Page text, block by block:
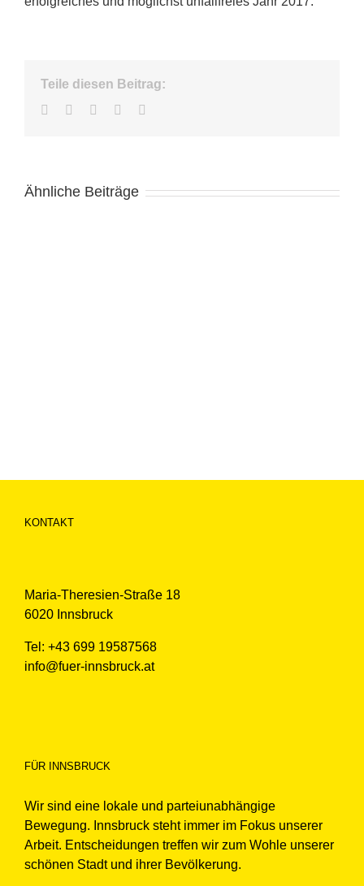
Teile diesen Beitrag:
Facebook
TwitterLinkedInWhatsApp
Ähnliche Beiträge
KONTAKT
Maria-Theresien-Straße 18
6020 Innsbruck
Tel: +43 699 19587568
info@fuer-innsbruck.at
FÜR INNSBRUCK
Wir sind eine lokale und parteiunabhängige
Bewegung. Innsbruck steht immer im Fokus unserer
Arbeit. Entscheidungen treffen wir zum Wohle unserer
schönen Stadt und ihrer Bevölkerung.